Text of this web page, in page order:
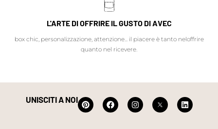
L'ARTE DI OFFRIRE IL GUSTO DI AVEC
box chic, personalizzazione, attenzione... il piacere è tanto neloffrire
quanto nel ricevere.
UNISCITI A NOI